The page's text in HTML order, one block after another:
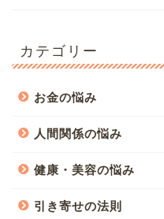
カテゴリー
お金の悩み
人間関係の悩み
健康・美容の悩み
引き寄せの法則